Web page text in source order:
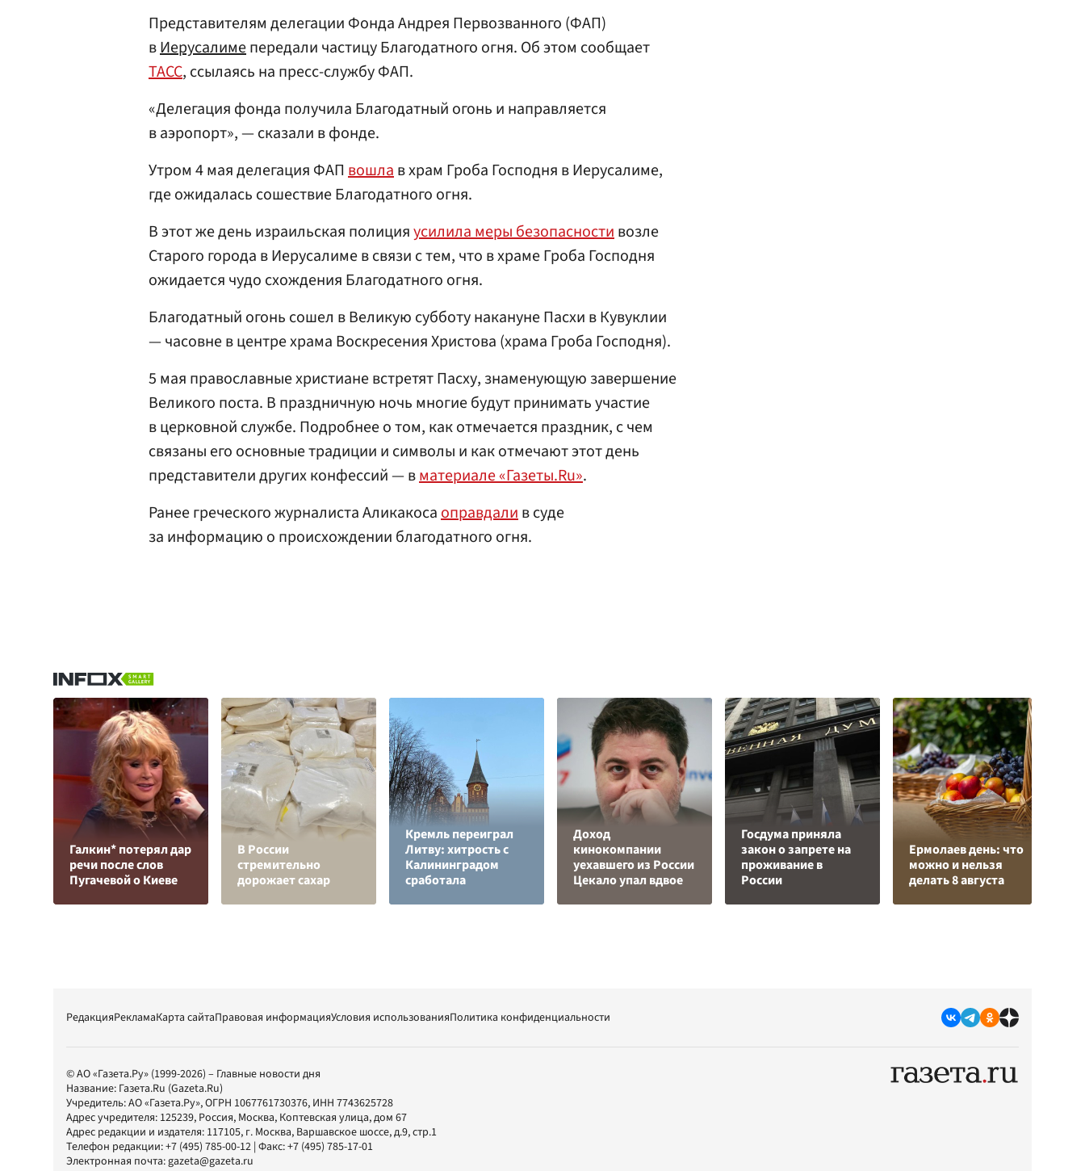
Представителям делегации Фонда Андрея Первозванного (ФАП)
вИерусалимепередали частицу Благодатного огня. Об этом сообщает
ТАСС, ссылаясь на пресс-службу ФАП.
«Делегация фонда получила Благодатный огонь и направляется
в аэропорт», — сказали в фонде.
Утром 4 мая делегация ФАП вошлав храм Гроба Господня в Иерусалиме,
где ожидалась сошествие Благодатного огня.
В этот же день израильская полицияусилила меры безопасностивозле
Старого города в Иерусалиме в связи с тем, что в храме Гроба Господня
ожидается чудо схождения Благодатного огня.
Благодатный огонь сошел в Великую субботу накануне Пасхи в Кувуклии
— часовне в центре храма Воскресения Христова (храма Гроба Господня).
5 мая православные христиане встретят Пасху, знаменующую завершение
Великого поста. В праздничную ночь многие будут принимать участие
в церковной службе. Подробнее о том, как отмечается праздник, с чем
связаны его основные традиции и символы и как отмечают этот день
представители других конфессий — вматериале «Газеты.Ru».
Ранее греческого журналиста Аликакосаоправдалив суде
за информацию о происхождении благодатного огня.
Галкин* потерял дар
речи после слов
Пугачевой о Киеве
В России
стремительно
дорожает сахар
Кремль переиграл
Литву: хитрость с
Калининградом
сработала
Доход
кинокомпании
уехавшего из России
Цекало упал вдвое
Госдума приняла
закон о запрете на
проживание в
России
Ермолаев день: что
можно и нельзя
делать 8 августа
РедакцияРекламаКарта сайтаПравовая информацияУсловия использованияПолитика конфиденциальности
© АО «Газета.Ру» (1999-2026) – Главные новости дня
Название: Газета.Ru (Gazeta.Ru)
Учредитель:АО «Газета.Ру», ОГРН 1067761730376, ИНН 7743625728
Адрес учредителя: 125239, Россия, Москва, Коптевская улица, дом 67
Адрес редакции и издателя: 117105, г. Москва, Варшавское шоссе, д.9, стр.1
Телефон редакции:+7 (495) 785-00-12 | Факс:+7 (495) 785-17-01
Электронная почта:gazeta@gazeta.ru